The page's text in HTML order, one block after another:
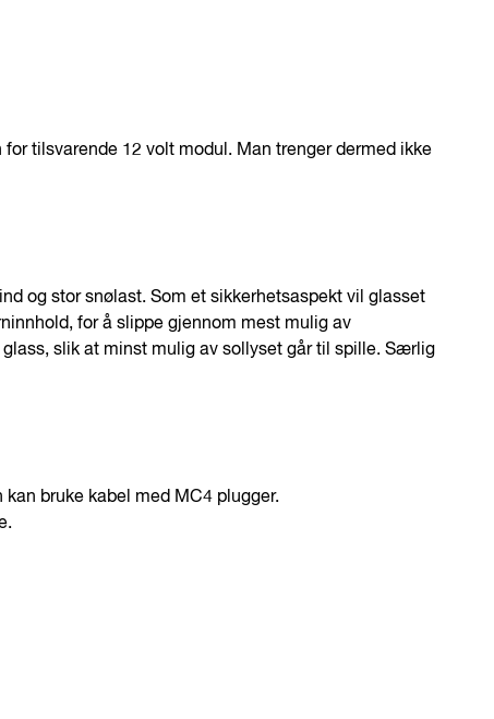
tilsvarende 12 volt modul. Man trenger dermed ikke
og stor snølast. Som et sikkerhetsaspekt vil glasset
for å slippe gjennom mest mulig av
slik at minst mulig av sollyset går til spille. Særlig
bruke kabel med MC4 plugger.